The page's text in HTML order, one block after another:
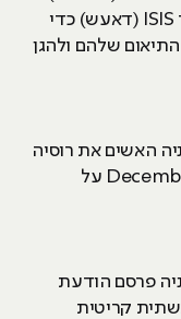
הודיע כי הארגון ניהל פעולות סייבר נגד ISIS (דאעש) כדי
שלהם ולהגן
האשים את רוסיה
כי היא עומדת מאחורי מתקפת December 2017 על
פרסם הודעת
קריטית